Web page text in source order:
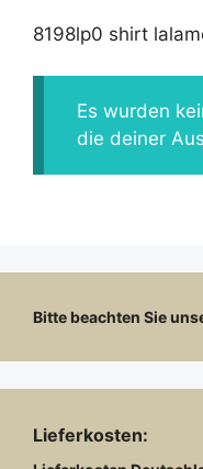
8198lp0 shirt
Es wurden
die deiner
Bitte beachten Sie
Lieferkosten: